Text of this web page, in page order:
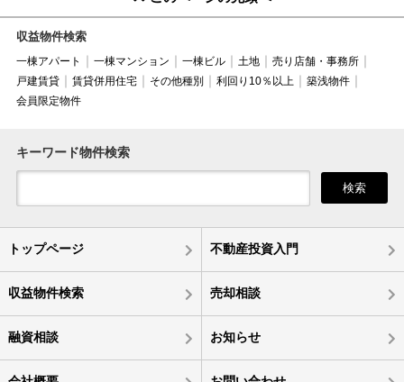
収益物件検索
一棟アパート 一棟マンション 一棟ビル 土地
売り店舗・事務所
戸建賃貸
賃貸併用住宅 その他種別 利回り10％以上
築浅物件
会員限定物件
キーワード物件検索
検索
トップページ 不動産投資入門
収益物件検索 売却相談
融資相談 お知らせ